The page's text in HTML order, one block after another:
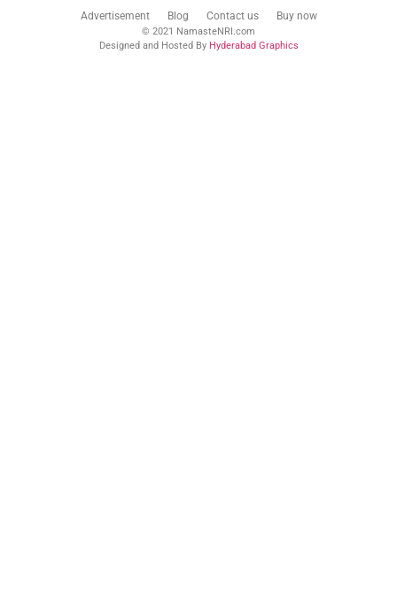
Advertisement Blog Contact us Buy now
© 2021 NamasteNRI.com
Designed and Hosted By Hyderabad Graphics